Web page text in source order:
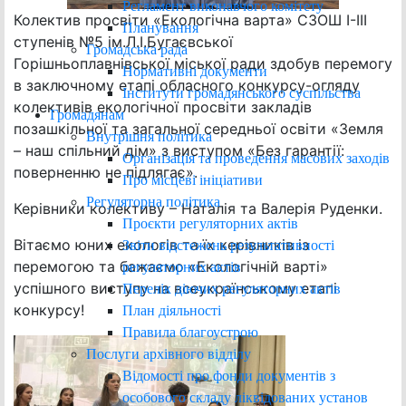
Регламент виконавчого комітету
Планування
Громадська рада
Нормативні документи
Інститути громадянського суспільства
Громадянам
Внутрішня політика
Організація та проведення масових заходів
Про місцеві ініціативи
Регуляторна політика
Проєкти регуляторних актів
Звіти відстежень результативності
регуляторних актів
Перелік діючих регуляторних актів
План діяльності
Правила благоустрою
Послуги архівного відділу
Відомості про фонди документів з
особового складу ліквідованих установ
Колектив просвіти «Екологічна варта» СЗОШ І-ІІІ
ступенів №5 ім.Л.І.Бугаєвської
Горішньоплавнівської міської ради здобув перемогу
в заключному етапі обласного конкурсу-огляду
колективів екологічної просвіти закладів
позашкільної та загальної середньої освіти «Земля
– наш спільний дім» з виступом «Без гарантії:
поверненню не підлягає».
Керівники колективу – Наталія та Валерія Руденки.
Вітаємо юних екологів та їх керівників із
перемогою та бажаємо «Екологічній варті»
успішного виступу на всеукраїнському етапі
конкурсу!